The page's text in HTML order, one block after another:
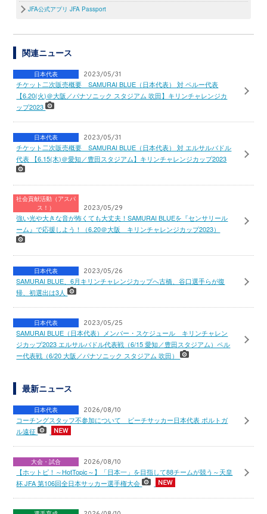
JFA公式アプリ JFA Passport
関連ニュース
日本代表 2023/05/31
チケット二次販売概要 SAMURAI BLUE（日本代表） 対 ペルー代表
【6.20(火)＠大阪／パナソニック スタジアム 吹田】キリンチャレンジカ
ップ2023
日本代表 2023/05/31
チケット二次販売概要 SAMURAI BLUE（日本代表） 対 エルサルバドル
代表 【6.15(木)＠愛知／豊田スタジアム】キリンチャレンジカップ2023
社会貢献活動（アスパ
ス！）
2023/05/29
強い光や大きな音が怖くても大丈夫！SAMURAI BLUEを『センサリール
ーム』で応援しよう！（6.20＠大阪 キリンチャレンジカップ2023）
日本代表 2023/05/26
SAMURAI BLUE、6月キリンチャレンジカップへ古橋、谷口選手らが復
帰、初選出は3人
日本代表 2023/05/25
SAMURAI BLUE（日本代表）メンバー・スケジュール キリンチャレン
ジカップ2023 エルサルバドル代表戦（6/15 愛知／豊田スタジアム）ペル
ー代表戦（6/20 大阪／パナソニック スタジアム 吹田）
最新ニュース
日本代表 2026/08/10
コーチングスタッフ不参加について ビーチサッカー日本代表 ポルトガ
ル遠征
大会・試合 2026/08/10
【ホットピ！～HotTopic～】「日本一」を目指して88チームが競う～天皇
杯 JFA 第106回全日本サッカー選手権大会